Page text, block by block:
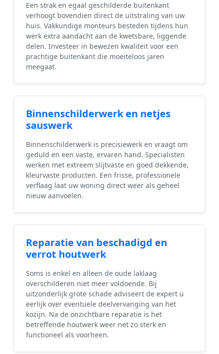
Een strak en egaal geschilderde buitenkant
verhoogt bovendien direct de uitstraling van uw
huis. Vakkundige monteurs besteden tijdens hun
werk extra aandacht aan de kwetsbare, liggende
delen. Investeer in bewezen kwaliteit voor een
prachtige buitenkant die moeiteloos jaren
meegaat.
Binnenschilderwerk en netjes
sauswerk
Binnenschilderwerk is precisiewerk en vraagt om
geduld en een vaste, ervaren hand. Specialisten
werken met extreem slijtvaste en goed dekkende,
kleurvaste producten. Een frisse, professionele
verflaag laat uw woning direct weer als geheel
nieuw aanvoelen.
Reparatie van beschadigd en
verrot houtwerk
Soms is enkel en alleen de oude laklaag
overschilderen niet meer voldoende. Bij
uitzonderlijk grote schade adviseert de expert u
eerlijk over eventuele deelvervanging van het
kozijn. Na de onzichtbare reparatie is het
betreffende houtwerk weer net zo sterk en
functioneel als voorheen.